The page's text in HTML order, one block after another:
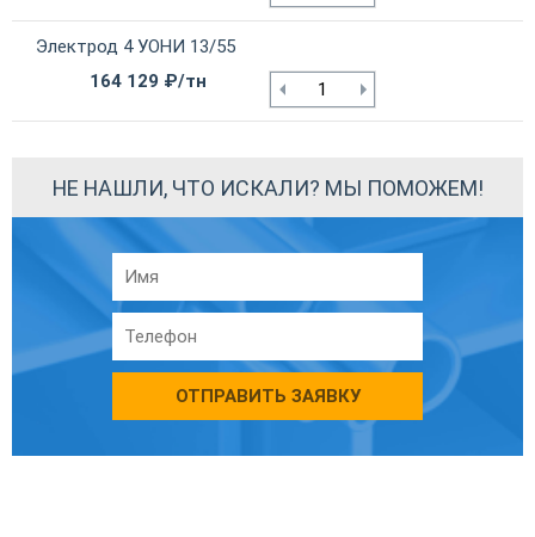
Электрод 4 УОНИ 13/55
164 129 ₽/тн
НЕ НАШЛИ, ЧТО ИСКАЛИ? МЫ ПОМОЖЕМ!
ОТПРАВИТЬ ЗАЯВКУ